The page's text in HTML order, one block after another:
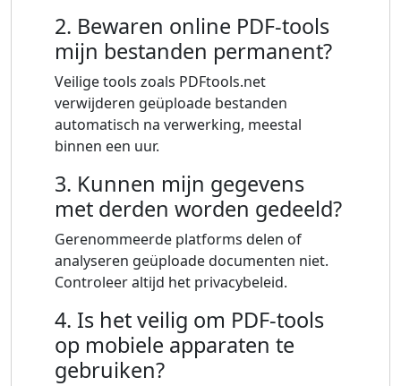
2. Bewaren online PDF-tools
mijn bestanden permanent?
Veilige tools zoals PDFtools.net
verwijderen geüploade bestanden
automatisch na verwerking, meestal
binnen een uur.
3. Kunnen mijn gegevens
met derden worden gedeeld?
Gerenommeerde platforms delen of
analyseren geüploade documenten niet.
Controleer altijd het privacybeleid.
4. Is het veilig om PDF-tools
op mobiele apparaten te
gebruiken?